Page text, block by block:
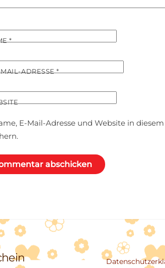
*
ADRESSE*
E-Mail-Adresse und Website in